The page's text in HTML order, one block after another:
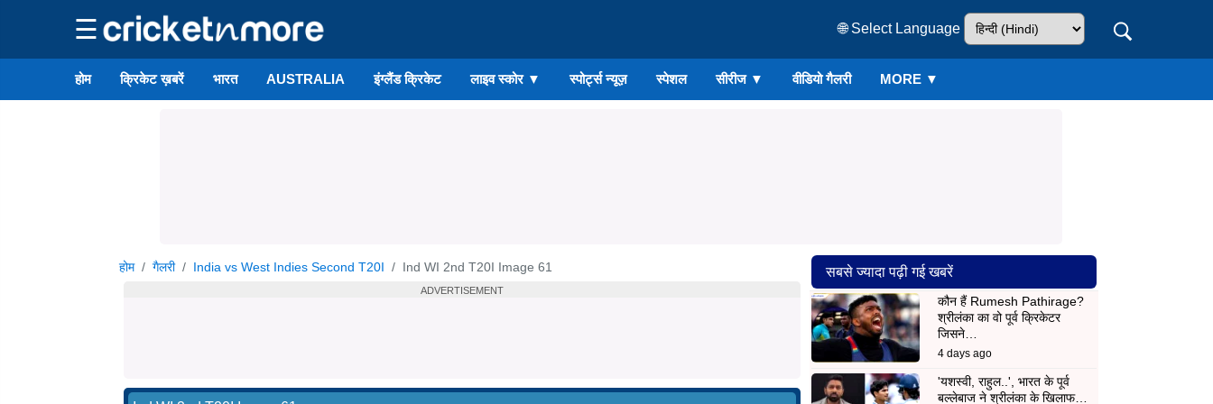
☰ 🌐 Select Language
होम क्रिकेट ख़बरें भारत AUSTRALIA इंग्लैंड क्रिकेट लाइव स्कोर ▼ स्पोर्ट्स न्यूज़ स्पेशल सीरीज ▼ वीडियो गैलरी MORE ▼
होम गैलरी India vs West Indies Second T20I Ind WI 2nd T20I Image 61
ADVERTISEMENT
सबसे ज्यादा पढ़ी गई खबरें
कौन हैं Rumesh Pathirage?
श्रीलंका का वो पूर्व क्रिकेटर
जिसने…
4 days ago
'यशस्वी, राहुल..', भारत के पूर्व
बल्लेबाज ने श्रीलंका के खिलाफ…